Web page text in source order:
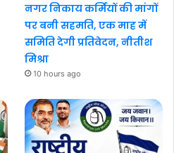
नगर निकाय कर्मियों की मांगों
पर बनी सहमति, एक माह में
समिति देगी प्रतिवेदन, नीतीश
मिश्रा
10 hours ago